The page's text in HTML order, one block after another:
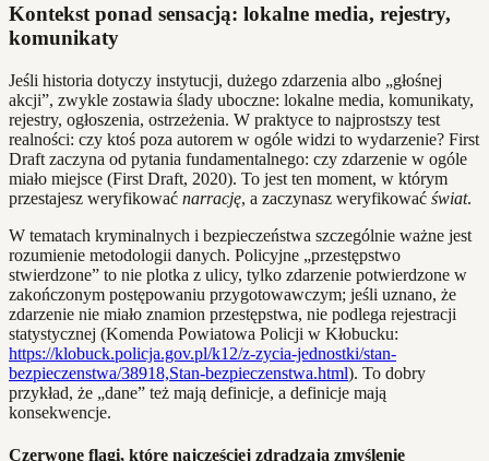
Kontekst ponad sensacją: lokalne media, rejestry,
komunikaty
Jeśli historia dotyczy instytucji, dużego zdarzenia albo „głośnej
akcji”, zwykle zostawia ślady uboczne: lokalne media, komunikaty,
rejestry, ogłoszenia, ostrzeżenia. W praktyce to najprostszy test
realności: czy ktoś poza autorem w ogóle widzi to wydarzenie? First
Draft zaczyna od pytania fundamentalnego: czy zdarzenie w ogóle
miało miejsce (First Draft, 2020). To jest ten moment, w którym
przestajesz weryfikować narrację, a zaczynasz weryfikować świat.
W tematach kryminalnych i bezpieczeństwa szczególnie ważne jest
rozumienie metodologii danych. Policyjne „przestępstwo
stwierdzone” to nie plotka z ulicy, tylko zdarzenie potwierdzone w
zakończonym postępowaniu przygotowawczym; jeśli uznano, że
zdarzenie nie miało znamion przestępstwa, nie podlega rejestracji
statystycznej (Komenda Powiatowa Policji w Kłobucku:
https://klobuck.policja.gov.pl/k12/z-zycia-jednostki/stan-
bezpieczenstwa/38918,Stan-bezpieczenstwa.html). To dobry
przykład, że „dane” też mają definicje, a definicje mają
konsekwencje.
Czerwone flagi, które najczęściej zdradzają zmyślenie